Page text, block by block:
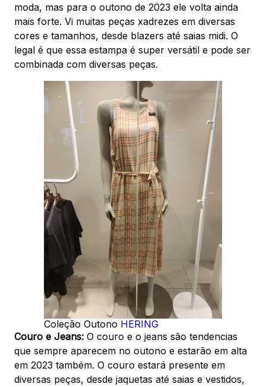
moda, mas para o outono de 2023 ele volta ainda
mais forte. Vi muitas peças xadrezes em diversas
cores e tamanhos, desde blazers até saias midi. O
legal é que essa estampa é super versátil e pode ser
combinada com diversas peças.
Coleção Outono HERING
Couro e Jeans: O couro e o jeans são tendencias
que sempre aparecem no outono e estarão em alta
em 2023 também. O couro estará presente em
diversas peças, desde jaquetas até saias e vestidos,